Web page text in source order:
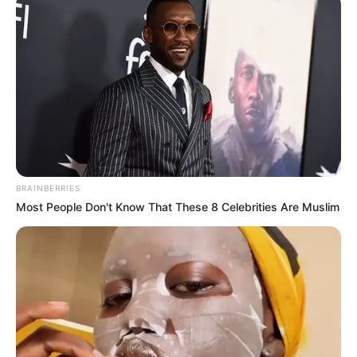
LIRE LA SUITE
BRAINBERRIES
Most People Don't Know That These 8 Celebrities Are Muslim